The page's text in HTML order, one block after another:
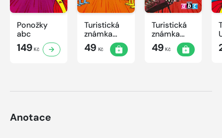
Ponožky
abc
149 Kč
Turistická
známka
ABC -
Časová
49 Kč
Turistická
známka
ABC
49 Kč
Anotace